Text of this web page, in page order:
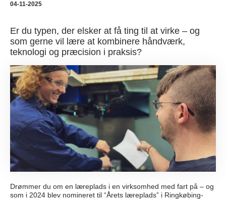
04-11-2025
Er du typen, der elsker at få ting til at virke – og
som gerne vil lære at kombinere håndværk,
teknologi og præcision i praksis?
Drømmer du om en læreplads i en virksomhed med fart på – og
som i 2024 blev nomineret til “Årets læreplads” i Ringkøbing-